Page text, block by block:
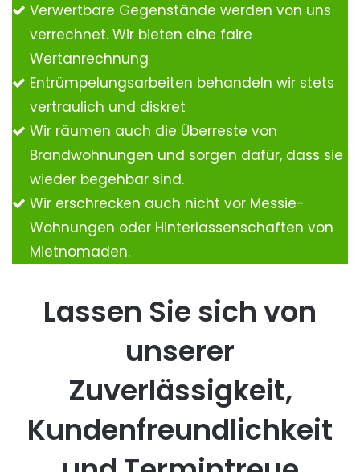
Verwertbare Gegenstände werden von uns
verrechnet. Wir bieten eine faire
Wertanrechnung
Entrümpelungsarbeiten behandeln wir stets
vertraulich und diskret
Wir räumen auch die Überreste von
Brandwohnungen und sorgen dafür, dass sie
wieder begehbar sind.
Wir erschrecken auch nicht vor Messie-
Wohnungen oder Hinterlassenschaften von
Mietnomaden.
Lassen Sie sich von
unserer
Zuverlässigkeit,
Kundenfreundlichkeit